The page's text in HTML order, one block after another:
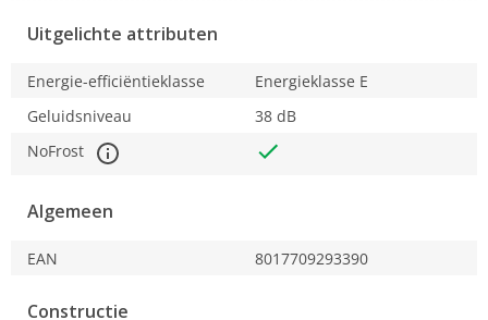
Uitgelichte attributen
Energie-efficiëntieklasse
Energieklasse E
Geluidsniveau
38 dB
NoFrost
Algemeen
EAN 8017709293390
Constructie